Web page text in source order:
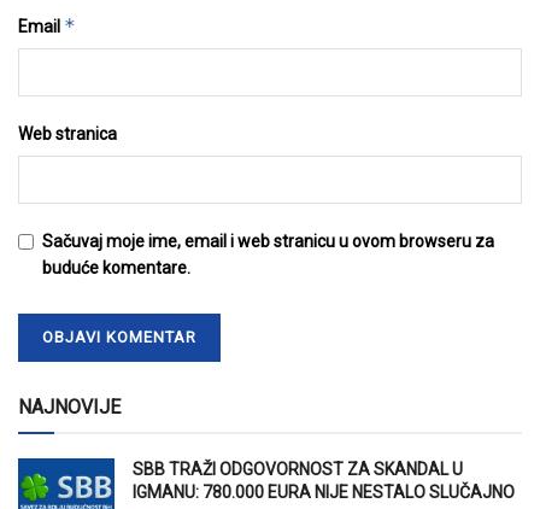
Email *
Web stranica
Sačuvaj moje ime, email i web stranicu u ovom browseru za
buduće komentare.
NAJNOVIJE
SBB TRAŽI ODGOVORNOST ZA SKANDAL U
IGMANU: 780.000 EURA NIJE NESTALO SLUČAJNO